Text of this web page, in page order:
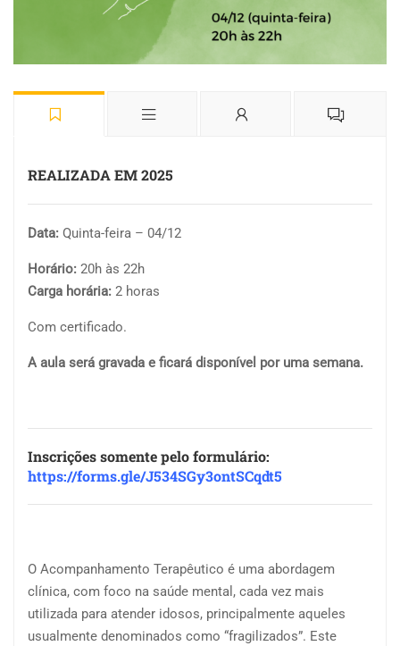
REALIZADA EM 2025
Data: Quinta-feira – 04/12
Horário: 20h às 22h
Carga horária: 2 horas
Com certificado.
A aula será gravada e ficará disponível por uma semana.
Inscrições somente pelo formulário:
https://forms.gle/J534SGy3ontSCqdt5
O Acompanhamento Terapêutico é uma abordagem
clínica, com foco na saúde mental, cada vez mais
utilizada para atender idosos, principalmente aqueles
usualmente denominados como “fragilizados”. Este